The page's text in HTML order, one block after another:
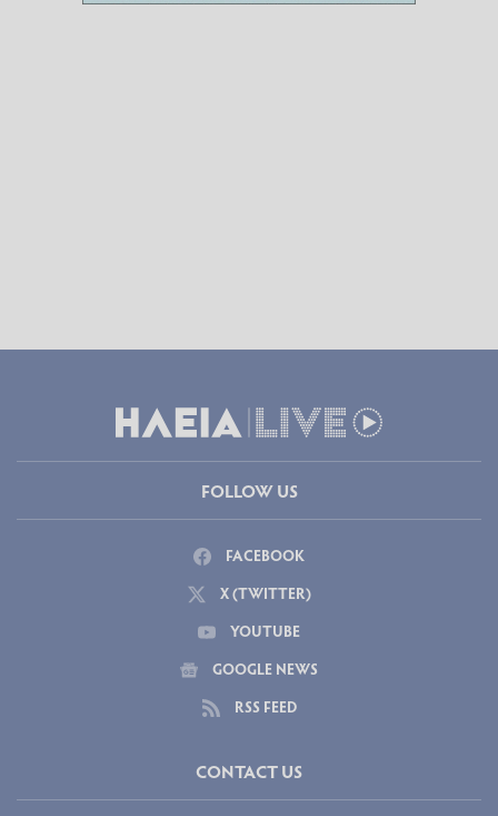
FOLLOW US
FACEBOOK
X (TWITTER)
YOUTUBE
GOOGLE NEWS
RSS FEED
CONTACT US